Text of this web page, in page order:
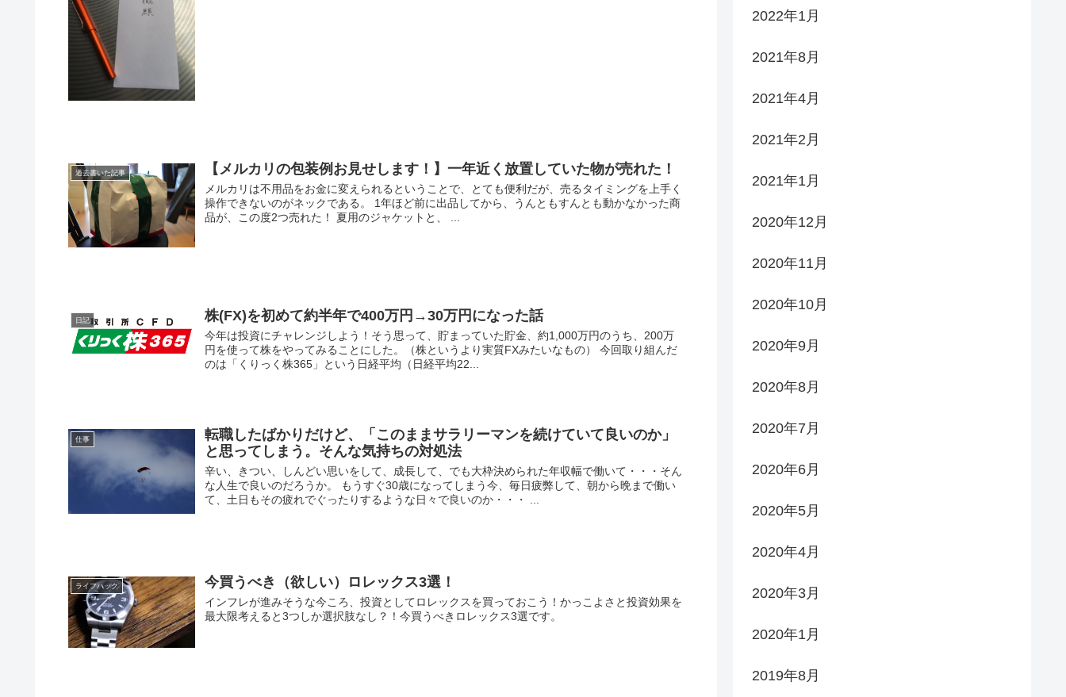
過去書いた記事 【メルカリの包装例お見せします！】一年近く放置していた物が売れた！
メルカリは不用品をお金に変えられるということで、とても便利だが、売るタイミングを上手く
操作できないのがネックである。 1年ほど前に出品してから、うんともすんとも動かなかった商
品が、この度2つ売れた！ 夏用のジャケットと、 ...
日記 株(FX)を初めて約半年で400万円→30万円になった話
今年は投資にチャレンジしよう！そう思って、貯まっていた貯金、約1,000万円のうち、200万
円を使って株をやってみることにした。（株というより実質FXみたいなもの） 今回取り組んだ
のは「くりっく株365」という日経平均（日経平均22...
仕事
転職したばかりだけど、「このままサラリーマンを続けていて良いのか」
と思ってしまう。そんな気持ちの対処法
辛い、きつい、しんどい思いをして、成長して、でも大枠決められた年収幅で働いて・・・そん
な人生で良いのだろうか。 もうすぐ30歳になってしまう今、毎日疲弊して、朝から晩まで働い
て、土日もその疲れでぐったりするような日々で良いのか・・・ ...
ライフハック 今買うべき（欲しい）ロレックス3選！
インフレが進みそうな今ころ、投資としてロレックスを買っておこう！かっこよさと投資効果を
最大限考えると3つしか選択肢なし？！今買うべきロレックス3選です。
2022年1月
2021年8月
2021年4月
2021年2月
2021年1月
2020年12月
2020年11月
2020年10月
2020年9月
2020年8月
2020年7月
2020年6月
2020年5月
2020年4月
2020年3月
2020年1月
2019年8月